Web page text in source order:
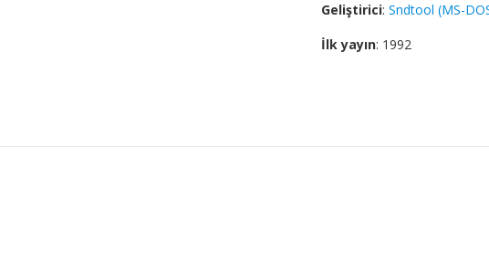
Geliştirici: Sndtool (MS-
İlk yayın: 1992